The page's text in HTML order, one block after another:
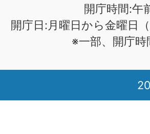
開庁時間:午
開庁日:月曜日から金曜日
※一部、開庁